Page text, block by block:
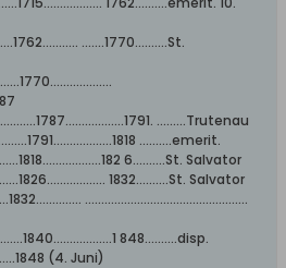
.......1770..........St.
.........Trutenau
..........emerit.
6..........St. Salvator
1832..........St. Salvator
..................................................
848..........disp.
(4. Juni)